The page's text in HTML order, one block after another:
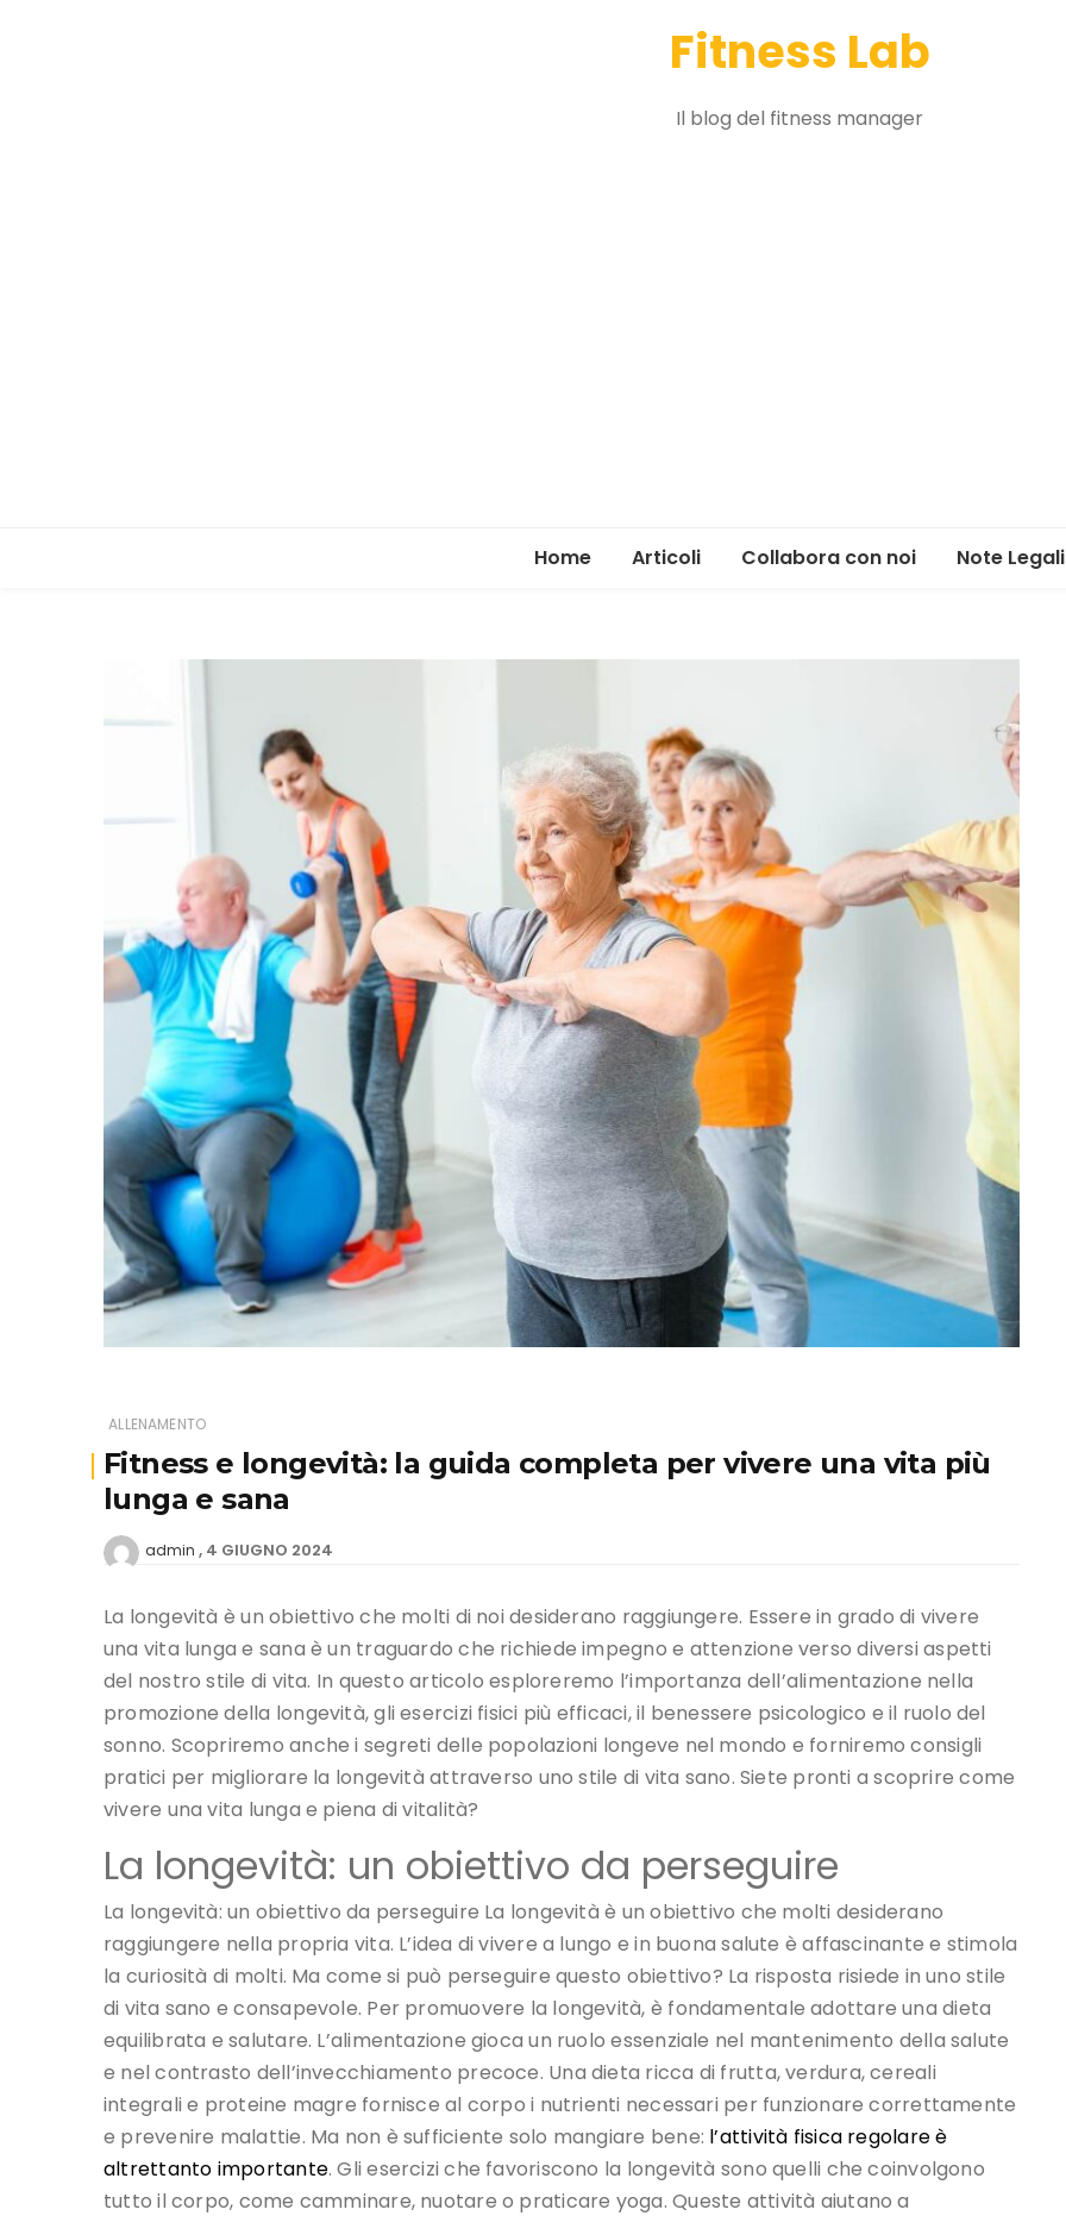
Fitness Lab
Il blog del fitness manager
Home Articoli
Gestione
Il tour
News ed eventi
Marketing
Collabora con noi Note Legali
ALLENAMENTO
Fitness e longevità: la guida completa per vivere una vita più
lunga e sana
admin 4 GIUGNO 2024
La longevità è un obiettivo che molti di noi desiderano raggiungere. Essere in grado di vivere
una vita lunga e sana è un traguardo che richiede impegno e attenzione verso diversi aspetti
del nostro stile di vita. In questo articolo esploreremo l’importanza dell’alimentazione nella
promozione della longevità, gli esercizi fisici più efficaci, il benessere psicologico e il ruolo del
sonno. Scopriremo anche i segreti delle popolazioni longeve nel mondo e forniremo consigli
pratici per migliorare la longevità attraverso uno stile di vita sano. Siete pronti a scoprire come
vivere una vita lunga e piena di vitalità?
La longevità: un obiettivo da perseguire
La longevità: un obiettivo da perseguire La longevità è un obiettivo che molti desiderano
raggiungere nella propria vita. L’idea di vivere a lungo e in buona salute è affascinante e stimola
la curiosità di molti. Ma come si può perseguire questo obiettivo? La risposta risiede in uno stile
di vita sano e consapevole. Per promuovere la longevità, è fondamentale adottare una dieta
equilibrata e salutare. L’alimentazione gioca un ruolo essenziale nel mantenimento della salute
e nel contrasto dell’invecchiamento precoce. Una dieta ricca di frutta, verdura, cereali
integrali e proteine magre fornisce al corpo i nutrienti necessari per funzionare correttamente
e prevenire malattie. Ma non è sufficiente solo mangiare bene: l’attività fisica regolare è
altrettanto importante. Gli esercizi che favoriscono la longevità sono quelli che coinvolgono
tutto il corpo, come camminare, nuotare o praticare yoga. Queste attività aiutano a